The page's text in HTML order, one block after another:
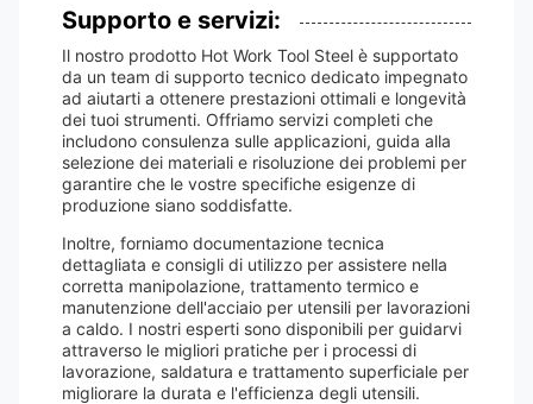
Supporto e servizi:
Il nostro prodotto Hot Work Tool Steel è supportato
da un team di supporto tecnico dedicato impegnato
ad aiutarti a ottenere prestazioni ottimali e longevità
dei tuoi strumenti. Offriamo servizi completi che
includono consulenza sulle applicazioni, guida alla
selezione dei materiali e risoluzione dei problemi per
garantire che le vostre specifiche esigenze di
produzione siano soddisfatte.
Inoltre, forniamo documentazione tecnica
dettagliata e consigli di utilizzo per assistere nella
corretta manipolazione, trattamento termico e
manutenzione dell'acciaio per utensili per lavorazioni
a caldo. I nostri esperti sono disponibili per guidarvi
attraverso le migliori pratiche per i processi di
lavorazione, saldatura e trattamento superficiale per
migliorare la durata e l'efficienza degli utensili.